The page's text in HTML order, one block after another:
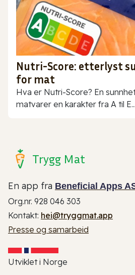
Nutri-Score: etterlyst
for mat
Hva er Nutri-Score? En
matvarer en karakter fra A til E...
Trygg Mat
En app fra Beneficial Apps
Org.nr. 928 046 303
Kontakt: hei@tryggmat.app
Presse og samarbeid
Utviklet i Norge